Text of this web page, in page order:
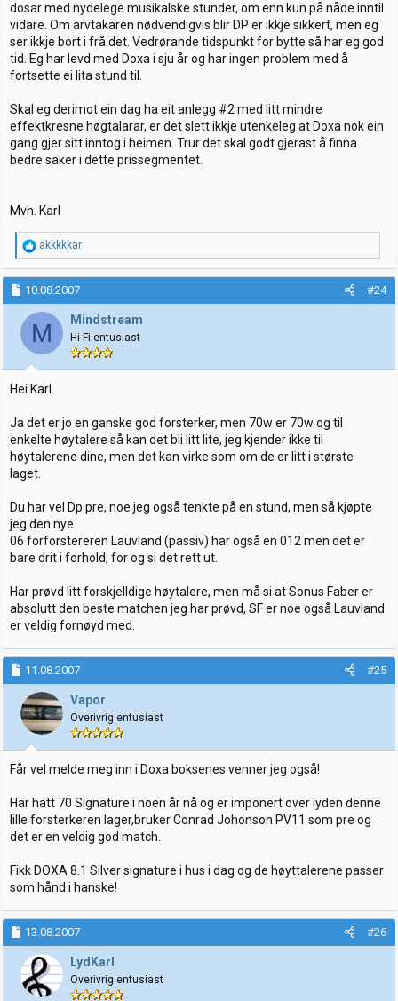
dosar med nydelege musikalske stunder, om enn kun på nåde inntil
vidare. Om arvtakaren nødvendigvis blir DP er ikkje sikkert, men eg
ser ikkje bort i frå det. Vedrørande tidspunkt for bytte så har eg god
tid. Eg har levd med Doxa i sju år og har ingen problem med å
fortsette ei lita stund til.
Skal eg derimot ein dag ha eit anlegg #2 med litt mindre
effektkresne høgtalarar, er det slett ikkje utenkeleg at Doxa nok ein
gang gjer sitt inntog i heimen. Trur det skal godt gjerast å finna
bedre saker i dette prissegmentet.
Mvh. Karl
R
e
a
k
s
j
o
n
e
r
:
akkkkkar
10.08.2007 #24
M Mindstream
Hi-Fi entusiast
Hei Karl
Ja det er jo en ganske god forsterker, men 70w er 70w og til
enkelte høytalere så kan det bli litt lite, jeg kjender ikke til
høytalerene dine, men det kan virke som om de er litt i største
laget.
Du har vel Dp pre, noe jeg også tenkte på en stund, men så kjøpte
jeg den nye
06 forforstereren Lauvland (passiv) har også en 012 men det er
bare drit i forhold, for og si det rett ut.
Har prøvd litt forskjelldige høytalere, men må si at Sonus Faber er
absolutt den beste matchen jeg har prøvd, SF er noe også Lauvland
er veldig fornøyd med.
11.08.2007 #25
Vapor
Overivrig entusiast
Får vel melde meg inn i Doxa boksenes venner jeg også!
Har hatt 70 Signature i noen år nå og er imponert over lyden denne
lille forsterkeren lager,bruker Conrad Johonson PV11 som pre og
det er en veldig god match.
Fikk DOXA 8.1 Silver signature i hus i dag og de høyttalerene passer
som hånd i hanske!
13.08.2007 #26
LydKarl
Overivrig entusiast